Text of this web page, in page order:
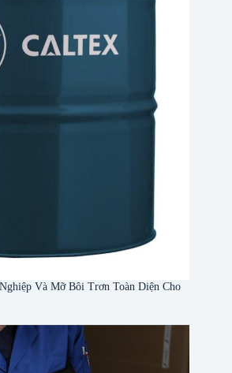
Và Mỡ Bôi Trơn Toàn Diện Cho